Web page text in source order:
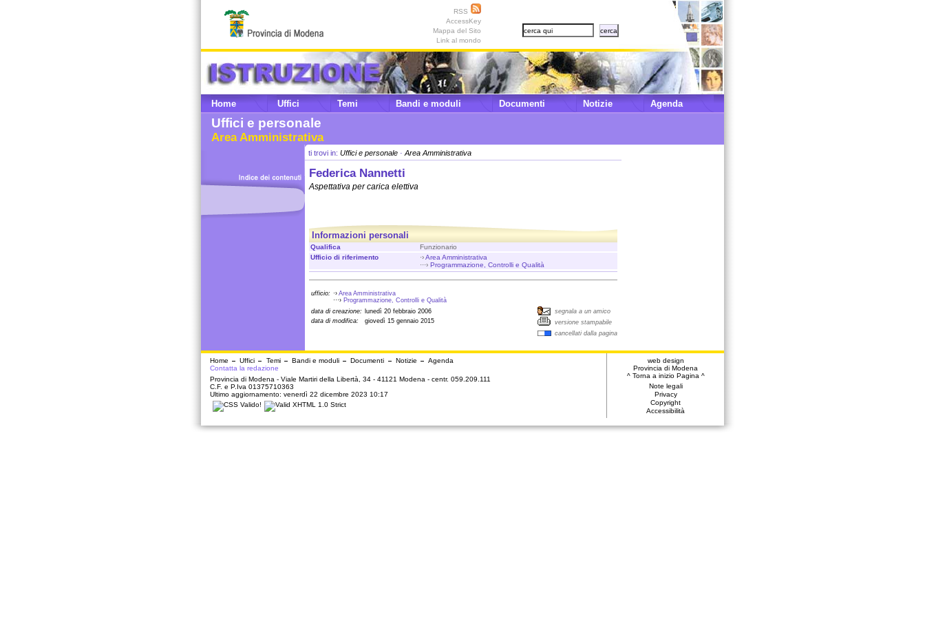
RSS
AccessKey
Mappa del Sito
Link al mondo
Home Uffici Temi Bandi e moduli Documenti Notizie Agenda
Uffici e personale
Area Amministrativa
ti trovi in: Uffici e personale · Area Amministrativa
Federica Nannetti
Aspettativa per carica elettiva
Informazioni personali
Qualifica
Funzionario
Ufficio di riferimento
·›Area Amministrativa
···› Programmazione, Controlli e Qualità
ufficio: ·› Area Amministrativa
···› Programmazione, Controlli e Qualità
data di creazione:
lunedì 20 febbraio 2006
data di modifica:
giovedì 15 gennaio 2015
segnala a un amico
versione stampabile
cancellati dalla pagina
Home Uffici Temi Bandi e moduli Documenti Notizie
Agenda
Contatta la redazione
Provincia di Modena - Viale Martiri della Libertà, 34 - 41121 Modena - centr. 059.209.111
C.F. e P.Iva 01375710363
Ultimo aggiornamento: venerdì 22 dicembre 2023 10:17
web design
Provincia di Modena
^ Torna a inizio Pagina ^
Note legali
Privacy
Copyright
Accessibilità